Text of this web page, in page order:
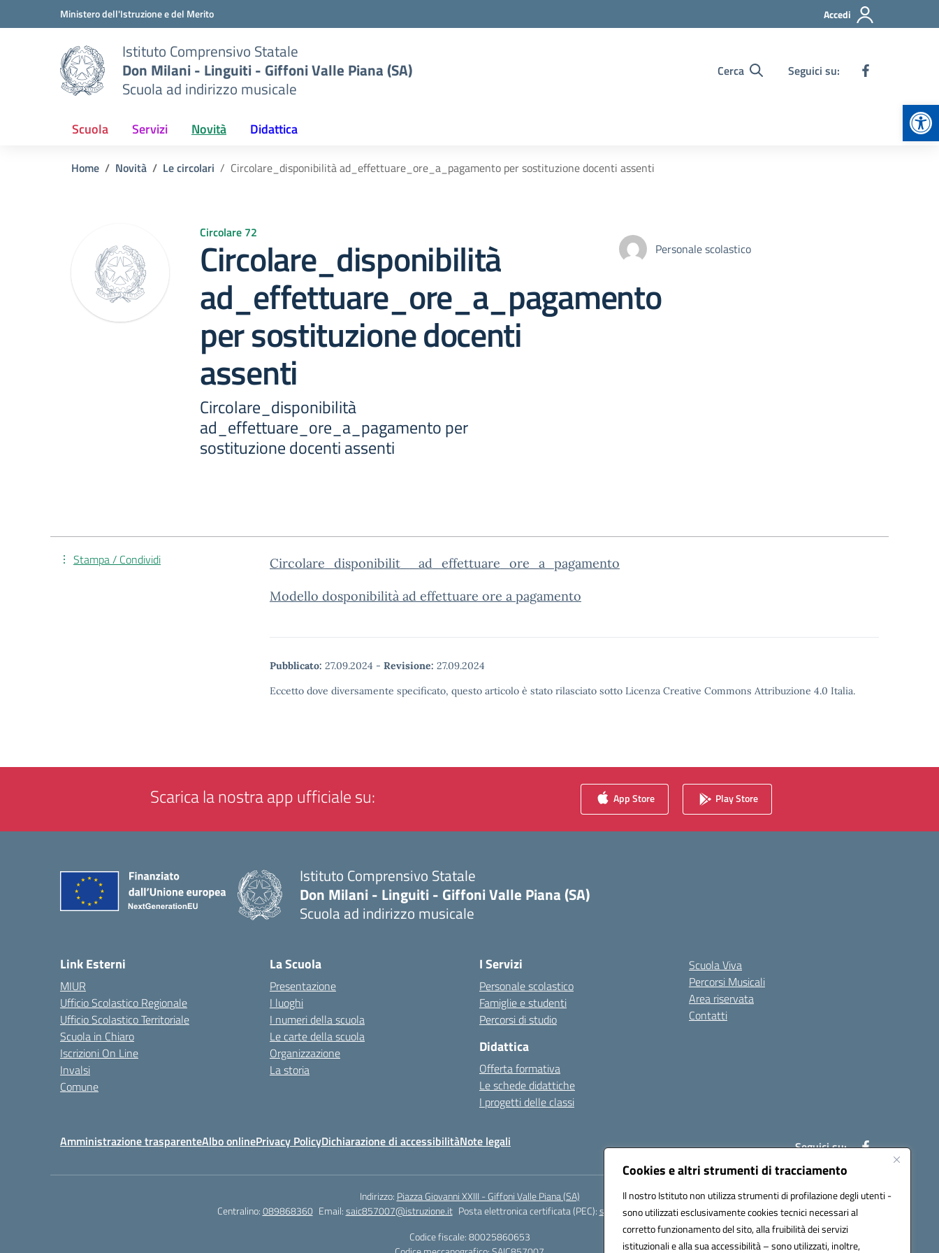
Cookies e altri strumenti di tracciamento
Il nostro Istituto non utilizza strumenti di profilazione degli utenti -
sono utilizzati esclusivamente cookies tecnici necessari al
corretto funzionamento del sito, alla fruibilità dei servizi
istituzionali e alla sua accessibilità – sono utilizzati, inoltre,
Vai ai contenuti
Vai al menu di navigazioneMinistero dell'Istruzione e del Merito Accedi
Istituto Comprensivo Statale
Don Milani - Linguiti - Giffoni Valle Piana (SA)
Scuola ad indirizzo musicale
Cerca Seguici su:
Scuola Servizi Novità Didattica
Home Novità Le circolari Circolare_disponibilità ad_effettuare_ore_a_pagamento per sostituzione docenti assenti
Circolare 72
Circolare_disponibilità
ad_effettuare_ore_a_pagamento
per sostituzione docenti
assenti
Circolare_disponibilità
ad_effettuare_ore_a_pagamento per
sostituzione docenti assenti
Personale scolastico
Circolare_disponibilit__ad_effettuare_ore_a_pagamento
Modello dosponibilità ad effettuare ore a pagamento
Pubblicato: 27.09.2024 - Revisione: 27.09.2024
Eccetto dove diversamente specificato, questo articolo è stato rilasciato sotto Licenza Creative Commons Attribuzione 4.0 Italia.
Stampa / Condividi
Scarica la nostra app ufficiale su: App Store Play Store
Istituto Comprensivo Statale
Don Milani - Linguiti - Giffoni Valle Piana (SA)
Scuola ad indirizzo musicale
Link Esterni
MIUR
Ufficio Scolastico Regionale
Ufficio Scolastico Territoriale
Scuola in Chiaro
Iscrizioni On Line
Invalsi
Comune
La Scuola
Presentazione
I luoghi
I numeri della scuola
Le carte della scuola
Organizzazione
La storia
I Servizi
Personale scolastico
Famiglie e studenti
Percorsi di studio
Didattica
Offerta formativa
Le schede didattiche
I progetti delle classi
Scuola Viva
Percorsi Musicali
Area riservata
Contatti
Amministrazione trasparenteAlbo onlinePrivacy PolicyDichiarazione di accessibilitàNote legali Seguici su:
Indirizzo: Piazza Giovanni XXIII - Giffoni Valle Piana (SA)
Centralino:089868360 Email:saic857007@istruzione.it Posta elettronica certificata (PEC):saic857007@pec.istruzione.it
Codice fiscale: 80025860653